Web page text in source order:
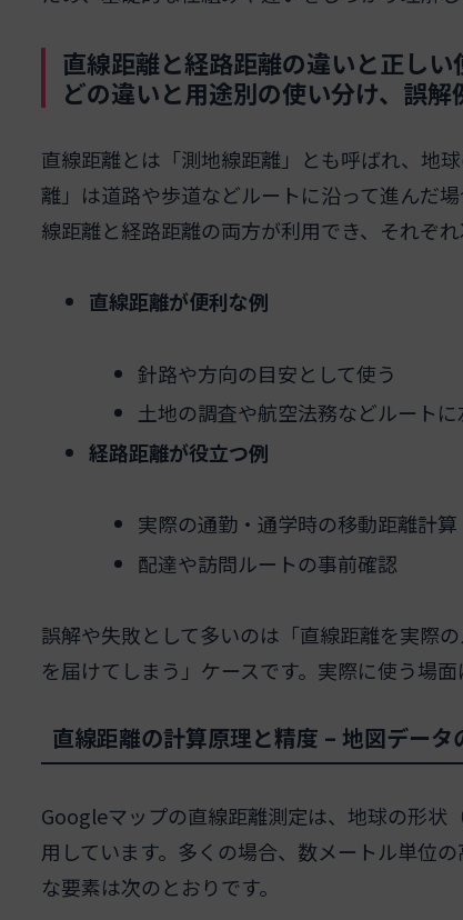
直線距離と経路距離の違いと正し
どの違いと用途別の使い分け、誤解
直線距離とは「測地線距離」とも呼ばれ、地
離」は道路や歩道などルートに沿って進んだ
線距離と経路距離の両方が利用でき、それぞれ
直線距離が便利な例
針路や方向の目安として使う
土地の調査や航空法務などルート
経路距離が役立つ例
実際の通勤・通学時の移動距離計算
配達や訪問ルートの事前確認
誤解や失敗として多いのは「直線距離を実際
を届けてしまう」ケースです。実際に使う場
直線距離の計算原理と精度 – 地図デー
Googleマップの直線距離測定は、地球の形状
用しています。多くの場合、数メートル単位
な要素は次のとおりです。